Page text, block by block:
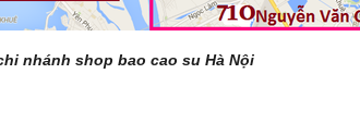
nhánh shop bao cao su Hà Nội